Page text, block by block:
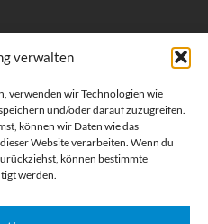
verwalten
verwenden wir Technologien wie
und/oder darauf zuzugreifen.
können wir Daten wie das
Website verarbeiten. Wenn du
können bestimmte
werden.